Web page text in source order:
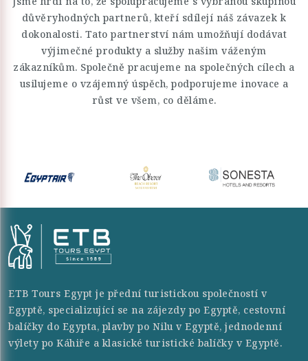
důvěryhodných partnerů, kteří sdílejí náš závazek k
dokonalosti. Tato partnerství nám umožňují dodávat
výjimečné produkty a služby našim váženým
zákazníkům. Společně pracujeme na společných cílech a
usilujeme o vzájemný úspěch, podporujeme inovace a
růst ve všem, co děláme.
ETB Tours Egypt je přední turistickou společností v
Egyptě, specializující se na zájezdy po Egyptě, cestovní
balíčky do Egypta, plavby po Nilu v Egyptě, jednodenní
výlety po Káhiře a klasické turistické balíčky v Egyptě.